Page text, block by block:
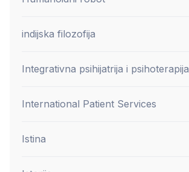
indijska filozofija
Integrativna psihijatrija i psihoterapija
International Patient Services
Istina